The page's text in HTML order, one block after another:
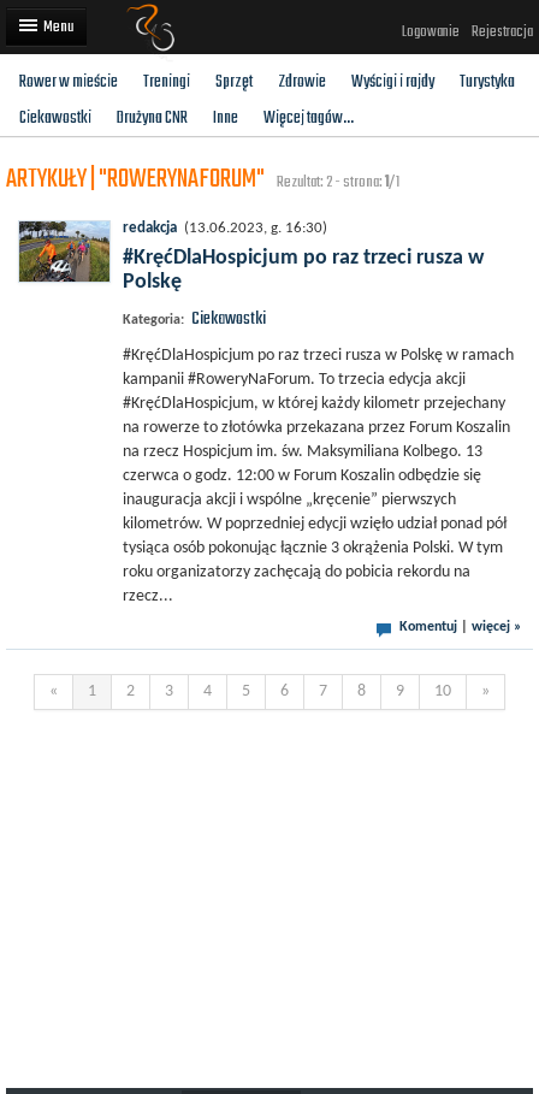
Logowanie Rejestracja
Artykuły
Użytkownicy
Rower w mieście Treningi Sprzęt Zdrowie Wyścigi i rajdy
Turystyka
Ciekawostki
Drużyna CNR Inne Więcej tagów...
ARTYKUŁY | "ROWERYNAFORUM" Rezultat: 2 - strona:1/1
redakcja (13.06.2023, g. 16:30)
#KręćDlaHospicjum po raz trzeci rusza w
Polskę
Kategoria: Ciekawostki
#KręćDlaHospicjum po raz trzeci rusza w Polskę w ramach
kampanii #RoweryNaForum. To trzecia edycja akcji
#KręćDlaHospicjum, w której każdy kilometr przejechany
na rowerze to złotówka przekazana przez Forum Koszalin
na rzecz Hospicjum im. św. Maksymiliana Kolbego. 13
czerwca o godz. 12:00 w Forum Koszalin odbędzie się
inauguracja akcji i wspólne „kręcenie” pierwszych
kilometrów. W poprzedniej edycji wzięło udział ponad pół
tysiąca osób pokonując łącznie 3 okrążenia Polski. W tym
roku organizatorzy zachęcają do pobicia rekordu na
rzecz...
Komentuj więcej »
« 1 2 3 4 5 6 7 8 9 10 »